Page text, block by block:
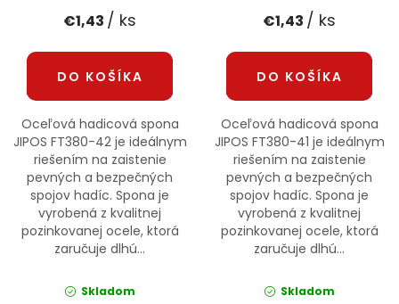
€1,43 / ks
DO KOŠÍKA
Oceľová hadicová spona
JIPOS FT380-42 je ideálnym
riešením na zaistenie
pevných a bezpečných
spojov hadíc. Spona je
vyrobená z kvalitnej
pozinkovanej ocele, ktorá
zaručuje dlhú...
Skladom
€1,43 / ks
DO KOŠÍKA
Oceľová hadicová spona
JIPOS FT380-41 je ideálnym
riešením na zaistenie
pevných a bezpečných
spojov hadíc. Spona je
vyrobená z kvalitnej
pozinkovanej ocele, ktorá
zaručuje dlhú...
Skladom